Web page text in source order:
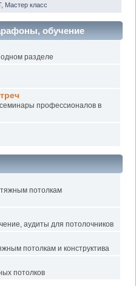
, Мастер класс
обучение
разделе
профессионалов в
потолкам
аудиты для потолочников
потолкам и конструктива
потолков